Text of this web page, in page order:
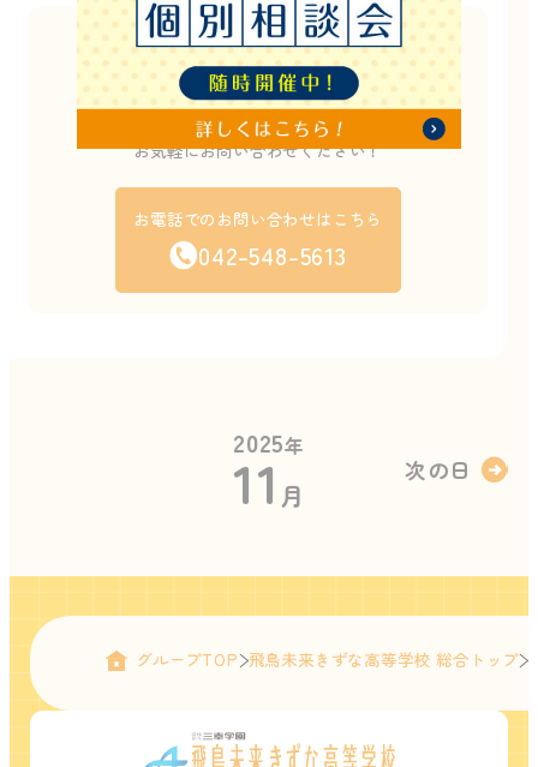
このイベントは終了しました。
他にもたくさんのイベントを開催しています。
お電話でのご案内も可能ですので
お気軽にお問い合わせください！
お電話でのお問い合わせはこちら
042-548-5613
2025年
11 月
次の日
グループTOP 飛鳥未来きずな高等学校 総合トップ